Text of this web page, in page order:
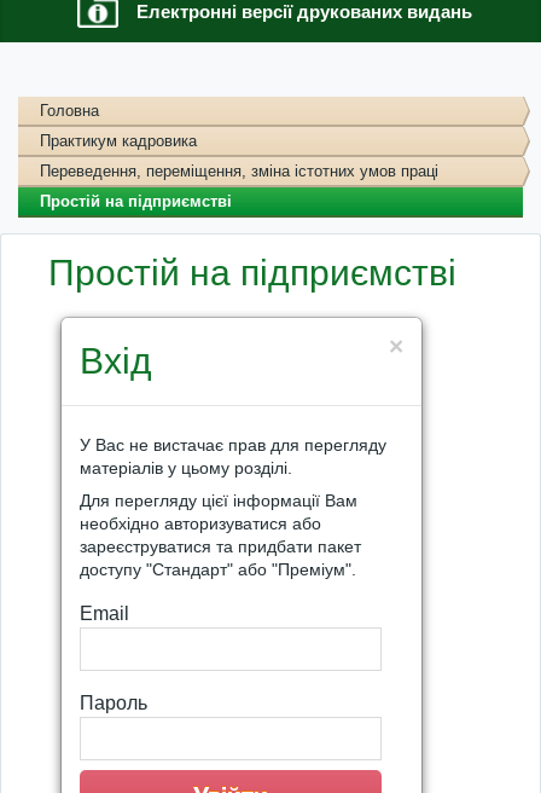
Електронні версії друкованих видань
Головна
Практикум кадровика
Переведення, переміщення, зміна істотних умов праці
Простій на підприємстві
Простій на підприємстві
×
Вхід
У Вас не вистачає прав для перегляду
матеріалів у цьому розділі.
Для перегляду цієї інформації Вам
необхідно авторизуватися або
зареєструватися та придбати пакет
доступу "Стандарт" або "Преміум".
Email
Пароль